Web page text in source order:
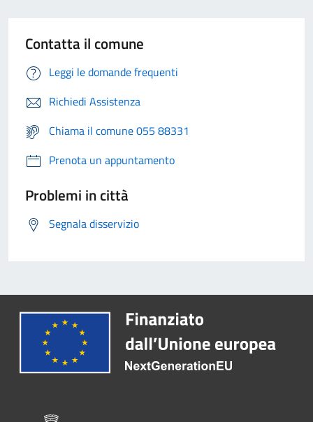
Contatta il comune
Leggi le domande frequenti
Richiedi Assistenza
Chiama il comune 055 88331
Prenota un appuntamento
Problemi in città
Segnala disservizio